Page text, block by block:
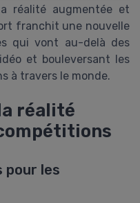
réalité augmentée et
franchit une nouvelle
qui vont au-delà des
et bouleversant les
à travers le monde.
réalité
pour les